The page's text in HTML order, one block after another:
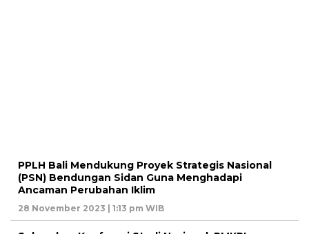
PPLH Bali Mendukung Proyek Strategis Nasional
(PSN) Bendungan Sidan Guna Menghadapi
Ancaman Perubahan Iklim
28 November 2023 | 1:13 pm WIB